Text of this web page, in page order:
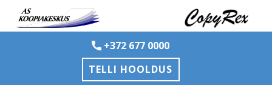
+372 677 0000
TELLI HOOLDUS